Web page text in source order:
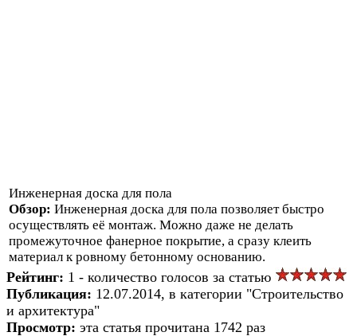
Инженерная доска для пола
Обзор: Инженерная доска для пола позволяет быстро
осуществлять её монтаж. Можно даже не делать
промежуточное фанерное покрытие, а сразу клеить
материал к ровному бетонному основанию.
Рейтинг: 1 - количество голосов за статью
Публикация: 12.07.2014, в категории "Строительство
и архитектура"
Просмотр: эта статья прочитана 1742 раз